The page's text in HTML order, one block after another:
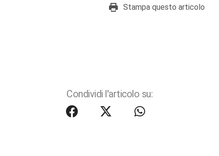
Stampa questo articolo
Condividi l'articolo su: